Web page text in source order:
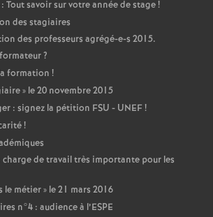
Tout savoir sur votre année de stage!
des stagiaires
des professeurs agrégé-e-s 2015.
?
formation !
» le 20 novembre 2015
: signez la pétition FSU - UNEF!
!
charge de travail très importante pour les
le métier» le 21 mars 2016
n°4 : audience à l’ESPE